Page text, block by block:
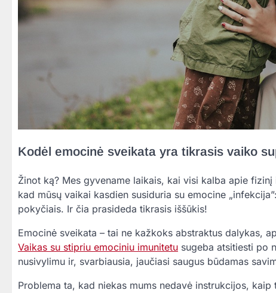
Kodėl emocinė sveikata yra tikrasis vaiko
Žinot ką? Mes gyvename laikais, kai visi kalba apie
kad mūsų vaikai kasdien susiduria su emocine
pokyčiais. Ir čia prasideda tikrasis iššūkis!
Emocinė sveikata – tai ne kažkoks abstraktus dalykas,
Vaikas su stipriu emociniu imunitetu sugeba atsitiesti po
nusivylimu ir, svarbiausia, jaučiasi saugus būdamas
Problema ta, kad niekas mums nedavė instrukcijos,